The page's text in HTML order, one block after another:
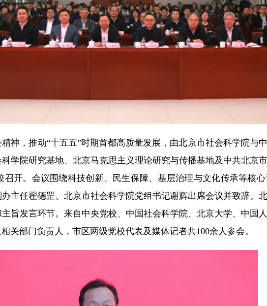
，推动“十五五”时期首都高质量发展，由北京市社会科学院与
学院研究基地、北京马克思主义理论研究与传播基地及中共北京
开。会议围绕科技创新、民生保障、基层治理与文化传承等核
主任翟德罡、北京市社会科学院党组书记谢辉出席会议并致辞。
旨发言环节。来自中央党校、中国社会科学院、北京大学、中国
关部门负责人，市区两级党校代表及媒体记者共100余人参会。